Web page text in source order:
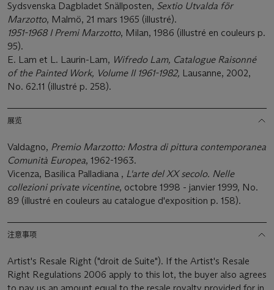
Sydsvenska Dagbladet Snällposten, Sextio Utvalda för
Marzotto, Malmö, 21 mars 1965 (illustré).
1951-1968 I Premi Marzotto, Milan, 1986 (illustré en couleurs p.
95).
E. Lam et L. Laurin-Lam, Wifredo Lam, Catalogue Raisonné
of the Painted Work, Volume II 1961-1982, Lausanne, 2002,
No. 62.11 (illustré p. 258).
展览
Valdagno, Premio Marzotto: Mostra di pittura contemporanea
Comunità Europea, 1962-1963.
Vicenza, Basilica Palladiana , L'arte del XX secolo. Nelle
collezioni private vicentine, octobre 1998 - janvier 1999, No.
89 (illustré en couleurs au catalogue d'exposition p. 158).
注意事项
Artist's Resale Right ("droit de Suite"). If the Artist's Resale
Right Regulations 2006 apply to this lot, the buyer also agrees